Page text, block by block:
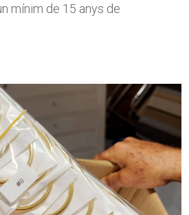
mínim de 15 anys de